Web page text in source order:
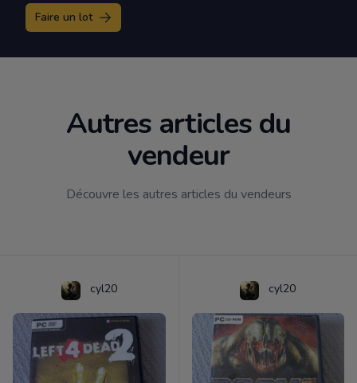
Faire un lot
Autres articles du
vendeur
Découvre les autres articles du vendeurs
cyl20 cyl20